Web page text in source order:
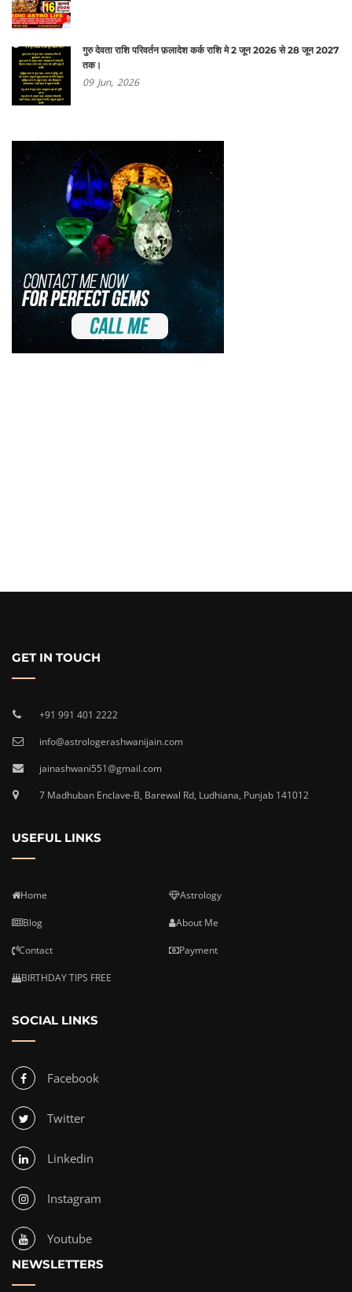
गुरु देवता राशि परिवर्तन फ़लादेश कर्क राशि मे 2 जून 2026 से 28 जून 2027
तक।
09 Jun, 2026
GET IN TOUCH
+91 991 401 2222
info@astrologerashwanijain.com
jainashwani551@gmail.com
7 Madhuban Enclave-B, Barewal Rd, Ludhiana, Punjab 141012
USEFUL LINKS
Home Astrology
Blog About Me
Contact Payment
BIRTHDAY TIPS FREE
SOCIAL LINKS
Facebook
Twitter
Linkedin
Instagram
Youtube
NEWSLETTERS